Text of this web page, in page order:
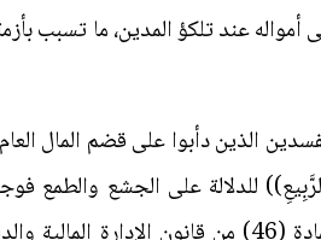
عند تلكؤ المدين، ما تسبب
الذين دأبوا على قضم المال
للدلالة على الجشع والطمع